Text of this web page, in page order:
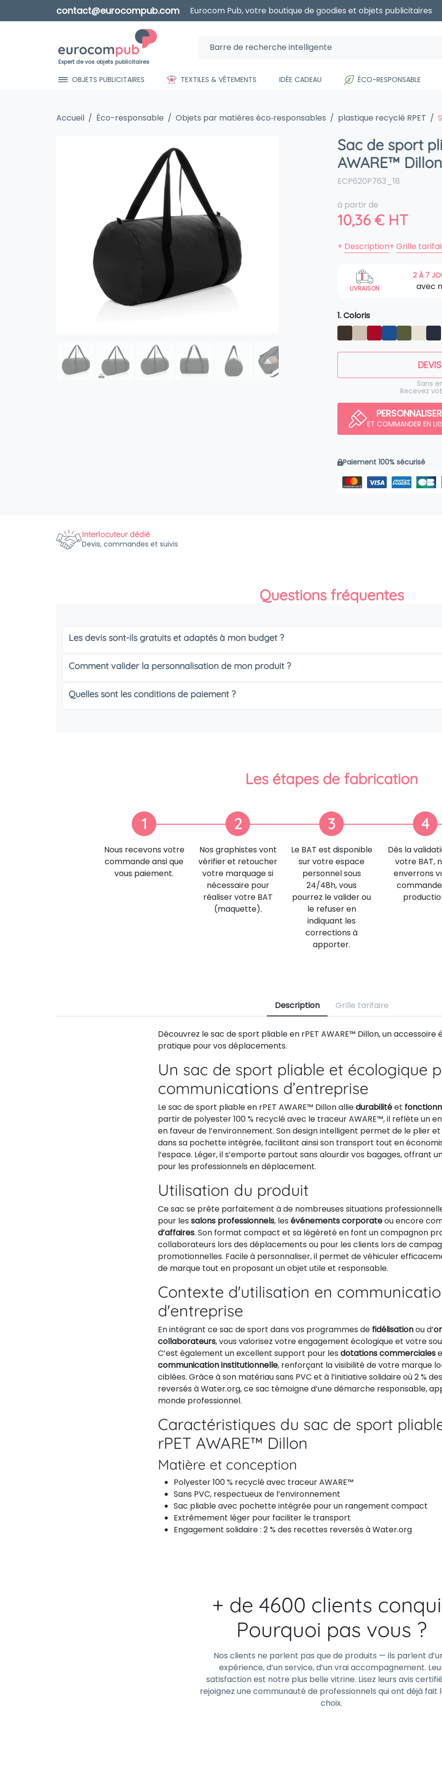
contact@eurocompub.com Eurocom Pub, votre boutique de goodies et objets publicitaires
Expert de vos objets publicitaires
OBJETS PUBLICITAIRES TEXTILES & VÊTEMENTS IDÉE CADEAU ÉCO-RESPONSABLE
Accueil Éco-responsable Objets par matières éco‑responsables plastique recyclé RPET
Sac de sport
AWARE™ Dillon
ECP620P763_18
à partir de
10,36€HT
+ Description+ Grille
LIVRAISON
2 À 7
avec
1. Coloris
Sans
Recevez
PERSONNALISER
ET COMMANDER EN
Paiement 100% sécurisé
Interlocuteur dédié
Devis, commandes et suivis
Questions fréquentes
Les devis sont-ils gratuits et adaptés à mon budget ?
Comment valider la personnalisation de mon produit ?
Quelles sont les conditions de paiement ?
Les étapes de fabrication
1
Nous recevons votre
commande ansi que
vous paiement.
2
Nos graphistes vont
vérifier et retoucher
votre marquage si
nécessaire pour
réaliser votre BAT
(maquette).
3
Le BAT est disponible
sur votre espace
personnel sous
24/48h, vous
pourrez le valider ou
le refuser en
indiquant les
corrections à
apporter.
4
Dès la
votre BAT,
enverrons
Description Grille tarifaire
Découvrez le sac de sport pliable en rPET AWARE™ Dillon, un accessoire
pratique pour vos déplacements.
Un sac de sport pliable et écologique
communications d’entreprise
Le sac de sport pliable en rPET AWARE™ Dillon alliedurabilitéet
partir de polyester 100 % recyclé avec le traceur AWARE™, il reflète un
en faveur de l’environnement. Son design intelligent permet de le plier
dans sa pochette intégrée, facilitant ainsi son transport tout en
l’espace. Léger, il s’emporte partout sans alourdir vos bagages, offrant
pour les professionnels en déplacement.
Utilisation du produit
Ce sac se prête parfaitement à de nombreuses situations
pour les salons professionnels, les événements corporateou encore
d’affaires. Son format compact et sa légèreté en font un compagnon
collaborateurs lors des déplacements ou pour les clients lors de
promotionnelles. Facile à personnaliser, il permet de véhiculer
de marque tout en proposant un objet utile et responsable.
Contexte d'utilisation en
d'entreprise
En intégrant ce sac de sport dans vos programmes de fidélisationou d’
collaborateurs, vous valorisez votre engagement écologique et votre
C’est également un excellent support pour les dotations commerciales
communication institutionnelle, renforçant la visibilité de votre marque
ciblées. Grâce à son matériau sans PVC et à l’initiative solidaire où 2 %
reversés à Water.org, ce sac témoigne d’une démarche responsable,
monde professionnel.
Caractéristiques du sac de sport
rPET AWARE™ Dillon
Matière et conception
Polyester 100 % recyclé avec traceur AWARE™
Sans PVC, respectueux de l’environnement
Sac pliable avec pochette intégrée pour un rangement compact
Extrêmement léger pour faciliter le transport
Engagement solidaire : 2 % des recettes reversés à Water.org
+ de 4600 clients
Pourquoi pas vous ?
Nos clients ne parlent pas que de produits — ils parlent
expérience, d’un service, d’un vrai accompagnement.
satisfaction est notre plus belle vitrine. Lisez leurs avis
rejoignez une communauté de professionnels qui ont déjà fait
choix.